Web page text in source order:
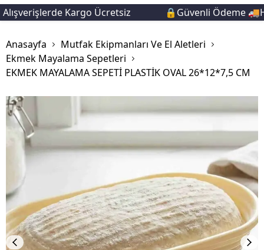
Kargo Ücretsiz 🔒Güvenli Ödeme
Anasayfa
Mutfak Ekipmanları Ve El Aletleri
Ekmek Mayalama Sepetleri
EKMEK MAYALAMA SEPETİ PLASTİK OVAL 26*12*7,5 CM